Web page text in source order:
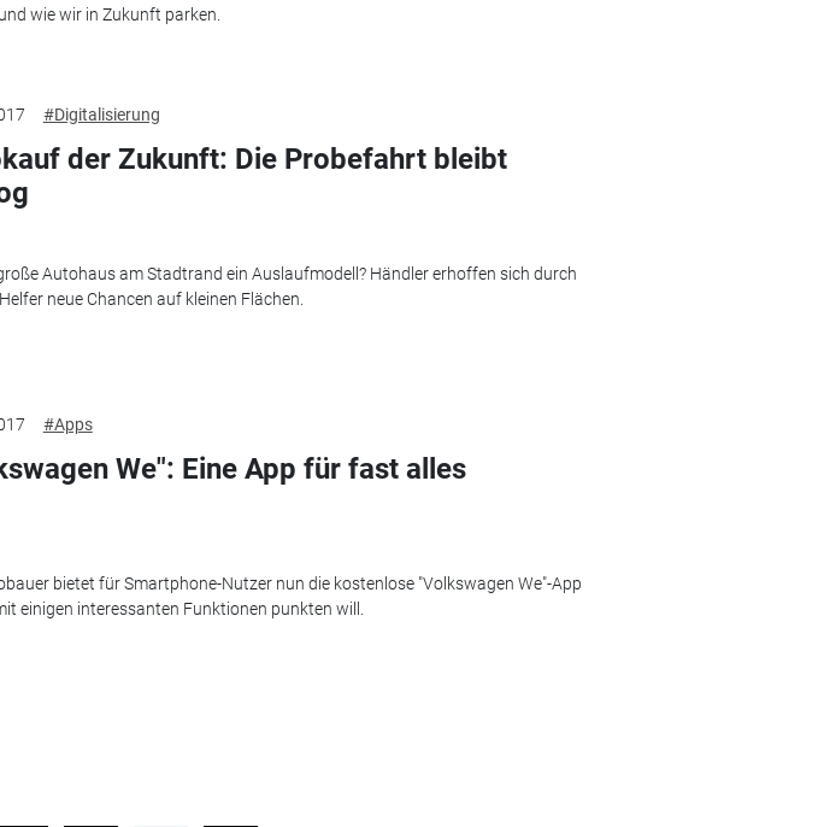
wie wir in Zukunft parken.
#Digitalisierung
der Zukunft: Die Probefahrt bleibt
Autohaus am Stadtrand ein Auslaufmodell? Händler erhoffen sich durch
neue Chancen auf kleinen Flächen.
#Apps
We": Eine App für fast alles
bietet für Smartphone-Nutzer nun die kostenlose "Volkswagen We"-App
einigen interessanten Funktionen punkten will.